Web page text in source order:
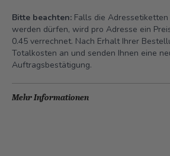
Bitte beachten: Falls die
werden dürfen, wird pro Adresse ein
0.45 verrechnet. Nach Erhalt Ihrer
Totalkosten an und senden Ihnen eine
Auftragsbestätigung.
Mehr Informationen